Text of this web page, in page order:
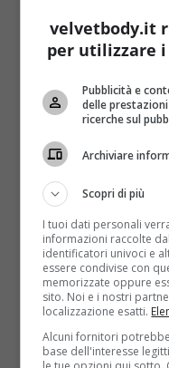
Di sicuro vanno
un’abbronzatura
esposizioni,
più dannosi. Dalle
aumentare le
stazionamento in
all’acqua, che
sole, e alle
stesse attenzioni di
rigirarsi sul lettino
ogni 20, per
corpo(LEGGI
QUALI SONO LE
tavola, infine,
una tintarella più
assolutamente
velvetbody.it
per utilizzare
Pubblicità e
delle
ricerche sul
Archiviare
Scopri di più
I tuoi dati personali
informazioni raccolte
identificatori univoci e
essere condivise con
memorizzate oppure
sito. Noi e i nostri
localizzazione esatti.
Alcuni fornitori
base dell'interesse